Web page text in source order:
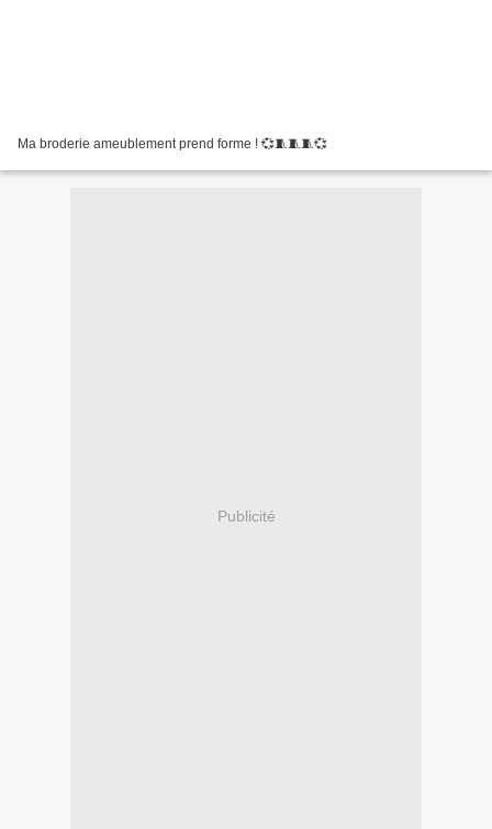
Ma broderie ameublement prend forme ! 💞🧵🧵🧵💞
Publicité